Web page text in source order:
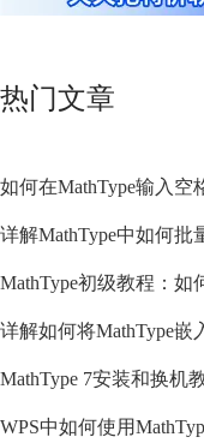
热门文章
如何在MathType输入空
详解MathType中如何
MathType初级教程：如
详解如何将MathType嵌
MathType 7安装和换机
WPS中如何使用